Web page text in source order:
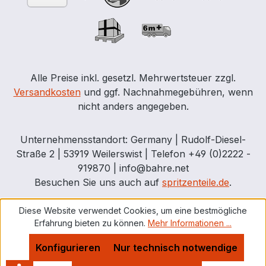
Alle Preise inkl. gesetzl. Mehrwertsteuer zzgl.
Versandkostenund ggf. Nachnahmegebühren, wenn
nicht anders angegeben.
Unternehmensstandort: Germany | Rudolf-Diesel-
Straße 2 | 53919 Weilerswist | Telefon +49 (0)2222 -
919870 | info@bahre.net
Besuchen Sie uns auch auf spritzenteile.de.
Diese Website verwendet Cookies, um eine bestmögliche
Erfahrung bieten zu können. Mehr Informationen ...
Nur technisch notwendige
Konfigurieren